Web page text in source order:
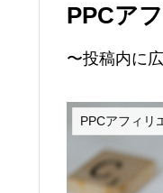
PPCア
〜投稿内に
PPCアフィリ